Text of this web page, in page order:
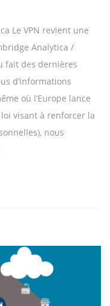
Le VPN revient une
Analytica /
fait des dernières
d’informations
où l’Europe lance
visant à renforcer la
nous